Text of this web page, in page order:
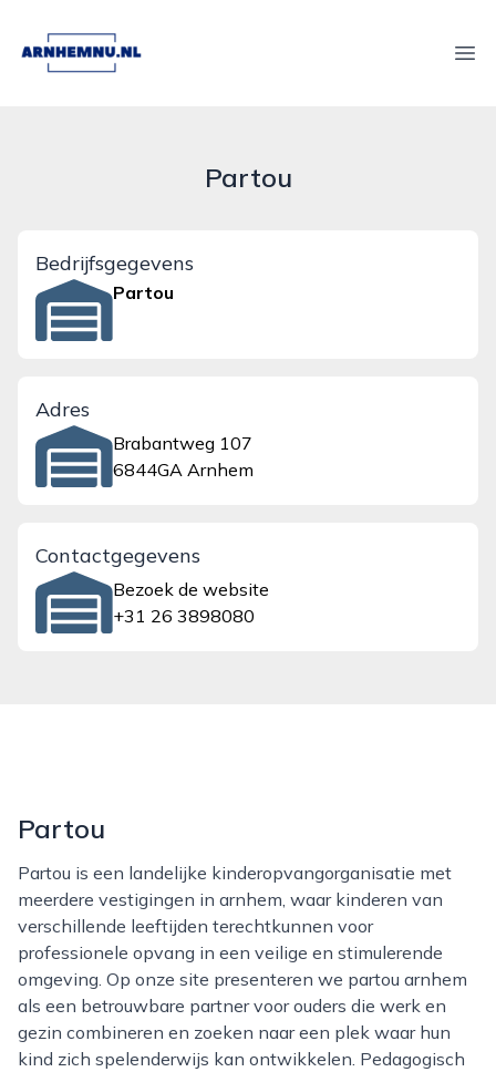
arnhemnu.nl
Partou
Bedrijfsgegevens
Partou
Adres
Brabantweg 107
6844GA Arnhem
Contactgegevens
Bezoek de website
+31 26 3898080
Partou
Partou is een landelijke kinderopvangorganisatie met
meerdere vestigingen in arnhem, waar kinderen van
verschillende leeftijden terechtkunnen voor
professionele opvang in een veilige en stimulerende
omgeving. Op onze site presenteren we partou arnhem
als een betrouwbare partner voor ouders die werk en
gezin combineren en zoeken naar een plek waar hun
kind zich spelenderwijs kan ontwikkelen. Pedagogisch